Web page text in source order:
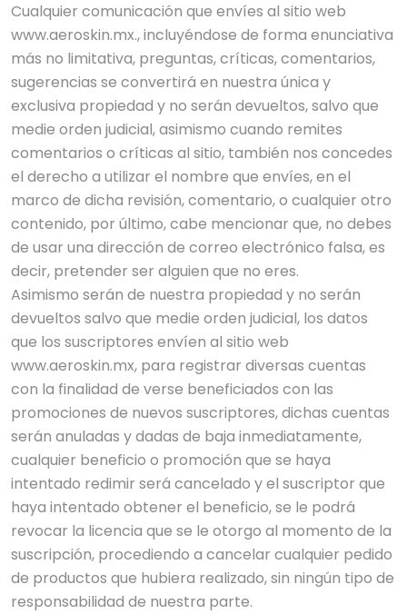
Cualquier comunicación que envíes al sitio web
www.aeroskin.mx., incluyéndose de forma enunciativa
más no limitativa, preguntas, críticas, comentarios,
sugerencias se convertirá en nuestra única y
exclusiva propiedad y no serán devueltos, salvo que
medie orden judicial, asimismo cuando remites
comentarios o críticas al sitio, también nos concedes
el derecho a utilizar el nombre que envíes, en el
marco de dicha revisión, comentario, o cualquier otro
contenido, por último, cabe mencionar que, no debes
de usar una dirección de correo electrónico falsa, es
decir, pretender ser alguien que no eres.
Asimismo serán de nuestra propiedad y no serán
devueltos salvo que medie orden judicial, los datos
que los suscriptores envíen al sitio web
www.aeroskin.mx, para registrar diversas cuentas
con la finalidad de verse beneficiados con las
promociones de nuevos suscriptores, dichas cuentas
serán anuladas y dadas de baja inmediatamente,
cualquier beneficio o promoción que se haya
intentado redimir será cancelado y el suscriptor que
haya intentado obtener el beneficio, se le podrá
revocar la licencia que se le otorgo al momento de la
suscripción, procediendo a cancelar cualquier pedido
de productos que hubiera realizado, sin ningún tipo de
responsabilidad de nuestra parte.